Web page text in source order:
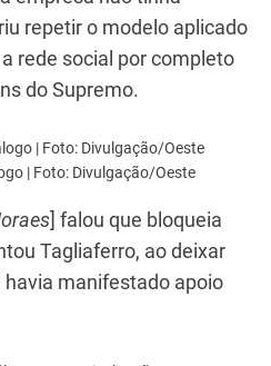
repetir o modelo aplicado
rede social por completo
do Supremo.
| Foto: Divulgação/Oeste
] falou que bloqueia
Tagliaferro, ao deixar
manifestado apoio